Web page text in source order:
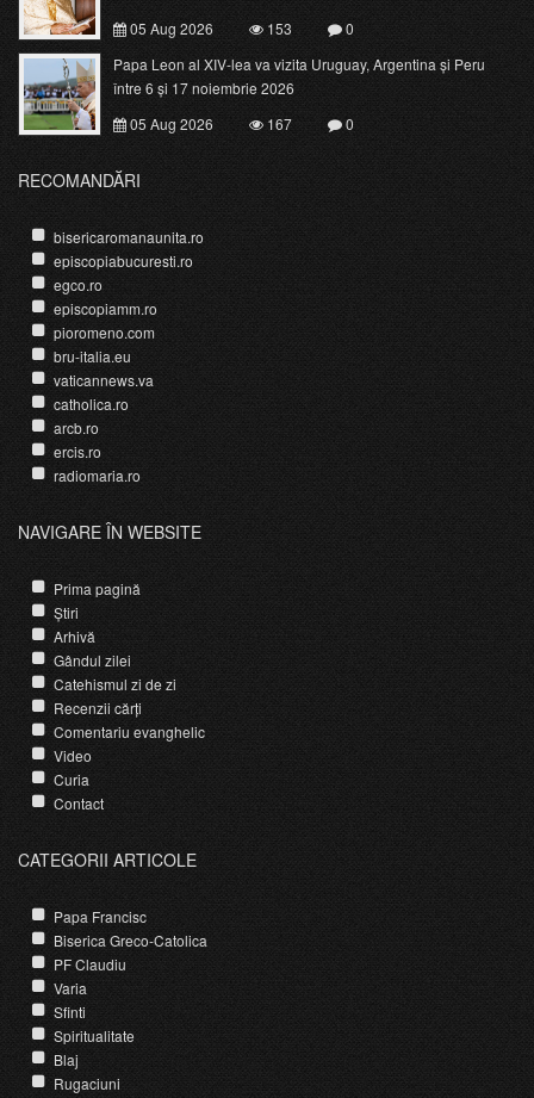
05 Aug 2026 153
0
Papa Leon al XIV-lea va vizita Uruguay, Argentina și Peru
între 6 și 17 noiembrie 2026
05 Aug 2026
167 0
RECOMANDĂRI
bisericaromanaunita.ro
episcopiabucuresti.ro
egco.ro
episcopiamm.ro
pioromeno.com
bru-italia.eu
vaticannews.va
catholica.ro
arcb.ro
ercis.ro
radiomaria.ro
NAVIGARE ÎN WEBSITE
Prima pagină
Știri
Arhivă
Gândul zilei
Catehismul zi de zi
Recenzii cărți
Comentariu evanghelic
Video
Curia
Contact
CATEGORII ARTICOLE
Papa Francisc
Biserica Greco-Catolica
PF Claudiu
Varia
Sfinti
Spiritualitate
Blaj
Rugaciuni